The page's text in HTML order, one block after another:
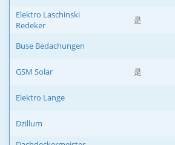
Elektro Laschinski
Redeker
是
Buse Bedachungen
GSM Solar 是
Elektro Lange
Dzillum